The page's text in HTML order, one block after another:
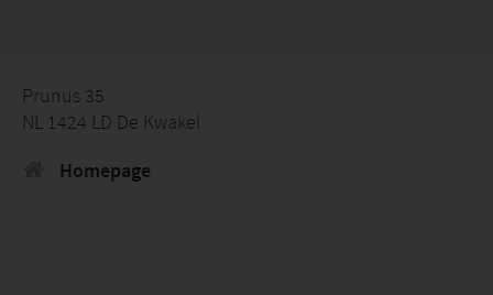
Prunus 35
NL 1424 LD De Kwakel
Homepage